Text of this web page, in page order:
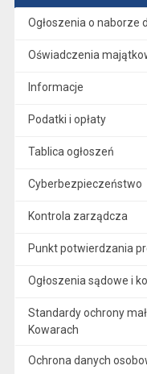
Ogłoszenia o naborze
Oświadczenia
Informacje
Podatki i opłaty
Tablica ogłoszeń
Cyberbezpieczeństwo
Kontrola zarządcza
Punkt potwierdzania
Ogłoszenia sądowe i
Standardy ochrony
Kowarach
Ochrona danych